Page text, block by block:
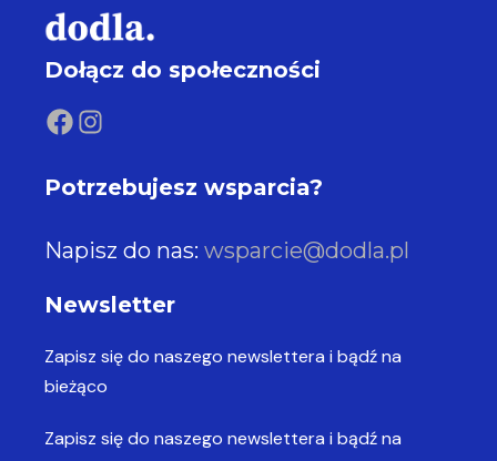
Dołącz do społeczności
Potrzebujesz wsparcia?
Napisz do nas:wsparcie@dodla.pl
Newsletter
Zapisz się do naszego newsletterai bądź na
bieżąco
Zapisz się do naszego newsletterai bądź na